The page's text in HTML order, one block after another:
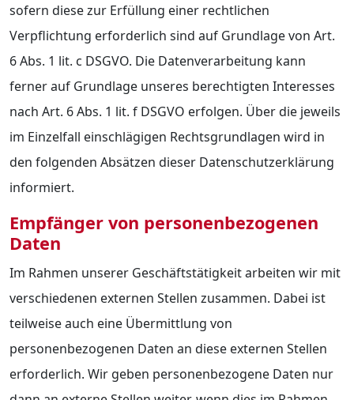
sofern diese zur Erfüllung einer rechtlichen
Verpflichtung erforderlich sind auf Grundlage von Art.
6 Abs. 1 lit. c DSGVO. Die Datenverarbeitung kann
ferner auf Grundlage unseres berechtigten Interesses
nach Art. 6 Abs. 1 lit. f DSGVO erfolgen. Über die jeweils
im Einzelfall einschlägigen Rechtsgrundlagen wird in
den folgenden Absätzen dieser Datenschutzerklärung
informiert.
Empfänger von personenbezogenen
Daten
Im Rahmen unserer Geschäftstätigkeit arbeiten wir mit
verschiedenen externen Stellen zusammen. Dabei ist
teilweise auch eine Übermittlung von
personenbezogenen Daten an diese externen Stellen
erforderlich. Wir geben personenbezogene Daten nur